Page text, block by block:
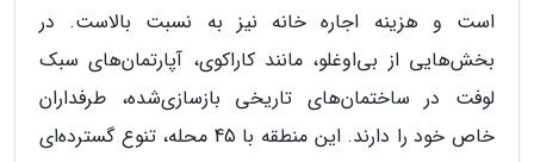
است و هزینه اجاره خانه نیز به نسبت بالاست. در
بخش‌هایی از بی‌اوغلو، مانند کاراکوی، آپارتمان‌های سبک
لوفت در ساختمان‌های تاریخی بازسازی‌شده، طرفداران
خاص خود را دارند. این منطقه با 45 محله، تنوع گسترده‌ای